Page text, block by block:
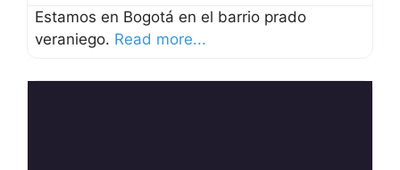
Estamos en Bogotá en el barrio prado
veraniego. Read more...